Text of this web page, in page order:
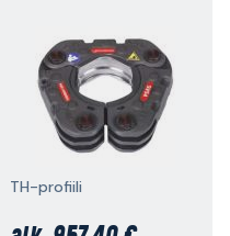
TH-profiili